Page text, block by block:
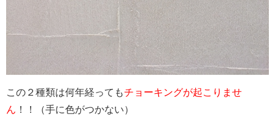
この２種類は何年経ってもチョーキングが起こりませ
ん ！！（手に色がつかない）